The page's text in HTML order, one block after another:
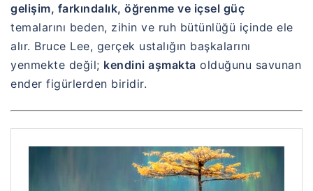
gelişim, farkındalık, öğrenme ve içsel güç
temalarını beden, zihin ve ruh bütünlüğü içinde ele
alır. Bruce Lee, gerçek ustalığın başkalarını
yenmekte değil; kendini aşmakta olduğunu savunan
ender figürlerden biridir.